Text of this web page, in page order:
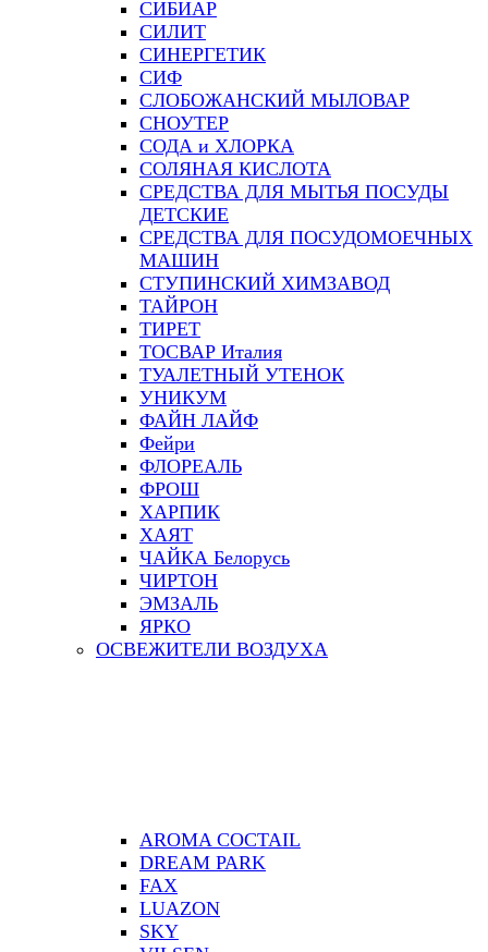
СИБИАР
СИЛИТ
СИНЕРГЕТИК
СИФ
СЛОБОЖАНСКИЙ МЫЛОВАР
СНОУТЕР
СОДА и ХЛОРКА
СОЛЯНАЯ КИСЛОТА
СРЕДСТВА ДЛЯ МЫТЬЯ ПОСУДЫ
ДЕТСКИЕ
СРЕДСТВА ДЛЯ ПОСУДОМОЕЧНЫХ
МАШИН
СТУПИНСКИЙ ХИМЗАВОД
ТАЙРОН
ТИРЕТ
ТОСВАР Италия
ТУАЛЕТНЫЙ УТЕНОК
УНИКУМ
ФАЙН ЛАЙФ
Фейри
ФЛОРЕАЛЬ
ФРОШ
ХАРПИК
ХАЯТ
ЧАЙКА Белорусь
ЧИРТОН
ЭМЗАЛЬ
ЯРКО
ОСВЕЖИТЕЛИ ВОЗДУХА
AROMA COCTAIL
DREAM PARK
FAX
LUAZON
SKY